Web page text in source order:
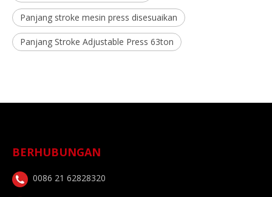
Panjang stroke mesin press disesuaikan
Panjang Stroke Adjustable Press 63ton
BERHUBUNGAN
0086 21 62828320